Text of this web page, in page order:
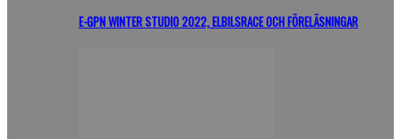
E-GPN WINTER STUDIO 2022, ELBILSRACE OCH FÖRELÄSNINGAR